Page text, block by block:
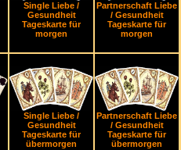
Single Liebe /
Gesundheit
Tageskarte für
morgen
Partnerschaft Liebe
/ Gesundheit
Tageskarte für
morgen
Single Liebe /
Gesundheit
Tageskarte für
übermorgen
Partnerschaft Liebe
/ Gesundheit
Tageskarte für
übermorgen